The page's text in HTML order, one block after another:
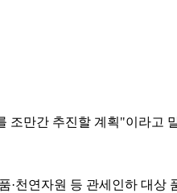
조만간 추진할 계획"이라고
천연자원 등 관세인하 대상